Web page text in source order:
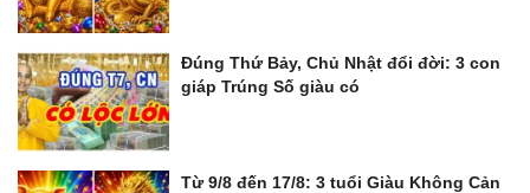
Đúng Thứ Bảy, Chủ Nhật đổi đời: 3 con
giáp Trúng Số giàu có
Từ 9/8 đến 17/8: 3 tuổi Giàu Không Cản